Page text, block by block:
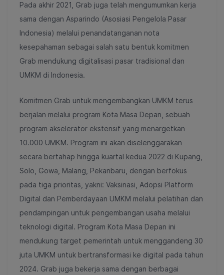
Pada akhir 2021, Grab juga telah mengumumkan kerja
sama dengan Asparindo (Asosiasi Pengelola Pasar
Indonesia) melalui penandatanganan nota
kesepahaman sebagai salah satu bentuk komitmen
Grab mendukung digitalisasi pasar tradisional dan
UMKM di Indonesia.
Komitmen Grab untuk mengembangkan UMKM terus
berjalan melalui program Kota Masa Depan, sebuah
program akselerator ekstensif yang menargetkan
10.000 UMKM. Program ini akan diselenggarakan
secara bertahap hingga kuartal kedua 2022 di Kupang,
Solo, Gowa, Malang, Pekanbaru, dengan berfokus
pada tiga prioritas, yakni: Vaksinasi, Adopsi Platform
Digital dan Pemberdayaan UMKM melalui pelatihan dan
pendampingan untuk pengembangan usaha melalui
teknologi digital. Program Kota Masa Depan ini
mendukung target pemerintah untuk menggandeng 30
juta UMKM untuk bertransformasi ke digital pada tahun
2024. Grab juga bekerja sama dengan berbagai